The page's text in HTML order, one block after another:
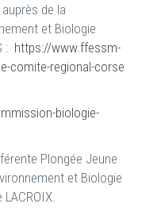
de la
et Biologie
: https://www.ffessm-
comite-regional-corse
biologie-
Plongée Jeune
et Biologie